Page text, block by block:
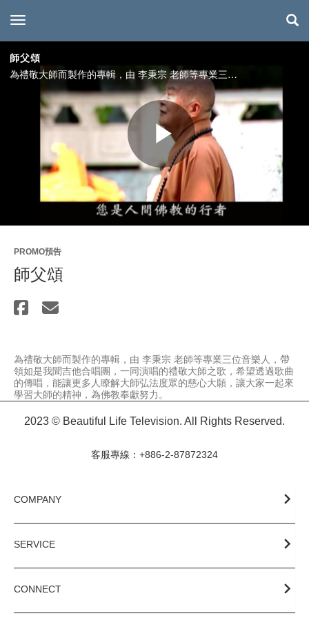
toggle navigation
師父頌
為禮敬大師而製作的專輯，由 李秉宗 老師等專業三位音樂人，帶領如是我聞吉他合唱團，一同演唱的禮敬大師之歌，希望透過歌曲的傳唱，能讓更多人瞭解大師弘法度眾的慈心大願，讓大家一起來學習大師的精神，為佛教奉獻努力。
Play
Video
PROMO預告
師父頌
為禮敬大師而製作的專輯，由 李秉宗 老師等專業三位音樂人，帶
領如是我聞吉他合唱團，一同演唱的禮敬大師之歌，希望透過歌曲
的傳唱，能讓更多人瞭解大師弘法度眾的慈心大願，讓大家一起來
學習大師的精神，為佛教奉獻努力。
2023 © Beautiful Life Television. All Rights Reserved.
客服專線：+886-2-87872324
COMPANY
SERVICE
CONNECT